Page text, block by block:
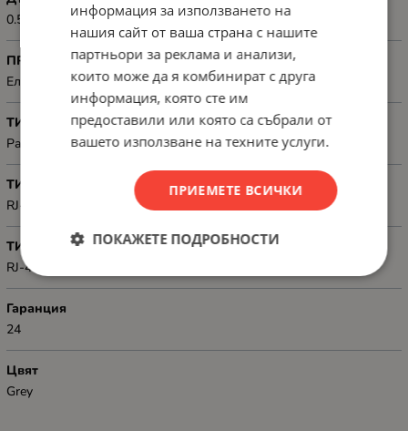
0.5 m
ПРЕДНАЗНАЧЕН ЗА
Електронна техника
ТИП
Patch, Cat. 5/5e
ТИП КОНЕКТОР 1
RJ-45
ТИП КОНЕКТОР 2
RJ-45
Гаранция
24
Цвят
Grey
информация за използването на
нашия сайт от ваша страна с нашите
партньори за реклама и анализи,
които може да я комбинират с друга
информация, която сте им
предоставили или която са събрали от
вашето използване на техните услуги.
ПРИЕМЕТЕ ВСИЧКИ
ПОКАЖЕТЕ ПОДРОБНОСТИ